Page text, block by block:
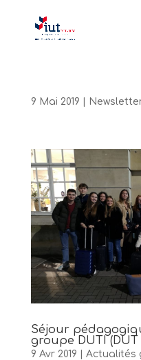
9 Mai 2019
Séjour
groupe DUTI
9 Avr 2019 Actualités